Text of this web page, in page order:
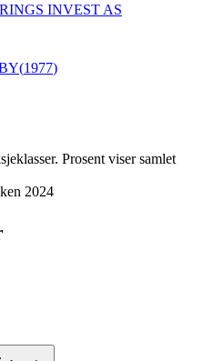
INVEST AS
(1977)
Prosent viser samlet
2024